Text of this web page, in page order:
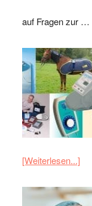
auf Fragen zur …
[Weiterlesen...]